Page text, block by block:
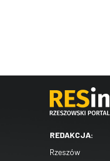
REDAKCJA:
Rzeszów